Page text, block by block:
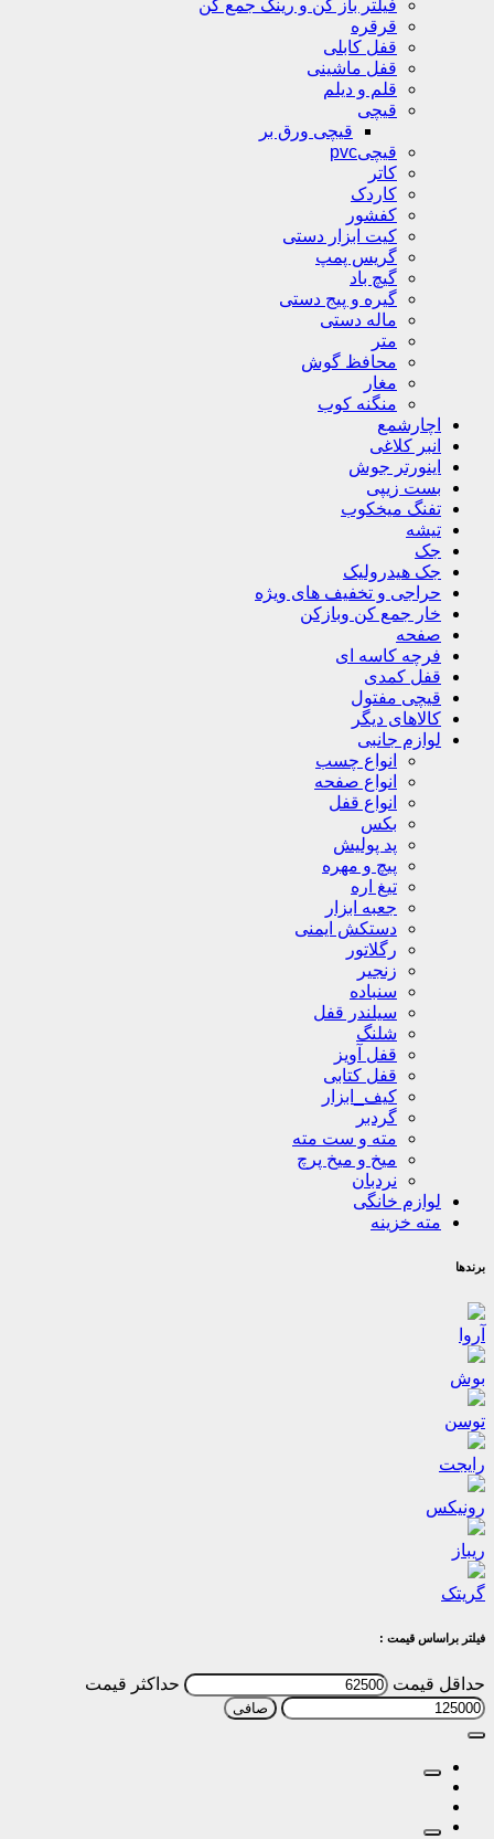
فیلتر باز کن و رینگ جمع کن
قرقره
قفل کابلی
قفل ماشینی
قلم و دیلم
قیچی
قیچی ورق بر
قیچیpvc
کاتر
کاردک
کفشور
کیت ابزار دستی
گریس پمپ
گیچ باد
گیره و پیج دستی
ماله دستی
متر
محافظ گوش
مغار
منگنه کوب
اچارشمع
انبر کلاغی
اینورتر جوش
بست زیپی
تفنگ میخکوب
تیشه
جک
جک هیدرولیک
حراجی و تخفیف های ویژه
خار جمع کن وبازکن
صفحه
فرچه کاسه ای
قفل کمدی
قیچی مفتول
کالاهای دیگر
لوازم جانبی
انواع چسب
انواع صفحه
انواع قفل
بکس
پد پولیش
پیچ و مهره
تیغ اره
جعبه ابزار
دستکش ایمنی
رگلاتور
زنجیر
سنباده
سیلندر قفل
شلنگ
قفل آویز
قفل کتابی
کیف_ابزار
گردبر
مته و ست مته
میخ و میخ پرچ
نردبان
لوازم خانگی
مته خزینه
برندها
آروا
بوش
توسن
رایجت
رونیکس
ریباز
گریتک
فیلتر براساس قیمت :
حداقل قیمت حداكثر قيمت
صافی